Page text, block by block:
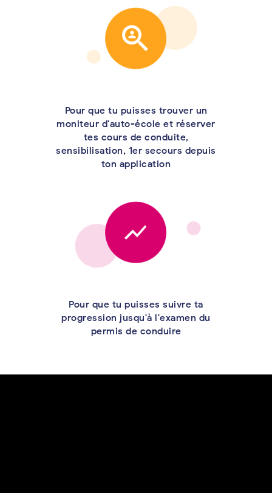
Pour que tu puisses trouver un
moniteur d'auto-école et réserver
tes cours de conduite,
sensibilisation, 1er secours depuis
ton application
Pour que tu puisses suivre ta
progression jusqu'à l'examen du
permis de conduire